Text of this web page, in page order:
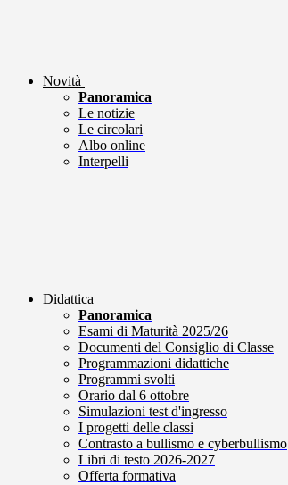
Novità
Panoramica
Le notizie
Le circolari
Albo online
Interpelli
Didattica
Panoramica
Esami di Maturità 2025/26
Documenti del Consiglio di Classe
Programmazioni didattiche
Programmi svolti
Orario dal 6 ottobre
Simulazioni test d'ingresso
I progetti delle classi
Contrasto a bullismo e cyberbullismo
Libri di testo 2026-2027
Offerta formativa